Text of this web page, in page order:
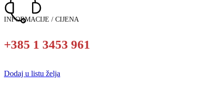
INFORMACIJE / CIJENA
+385 1 3453 961
Dodaj u listu želja